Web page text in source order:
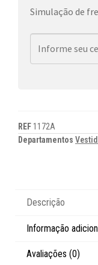
Simulação de
REF 1172A
Departamentos
Descrição
Informação
Avaliações (0)